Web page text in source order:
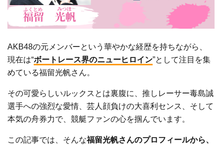
AKB48の元メンバーという華やかな経歴を持ちながら、
現在は“ボートレース界のニューヒロイン”として注目を集
めている福留光帆さん。
その可愛らしいルックスとは裏腹に、推しレーサー毒島誠
選手への強烈な愛情、芸人顔負けの大喜利センス、そして
本気の舟券力で、競艇ファンの心を掴んでいます。
この記事では、そんな福留光帆さんのプロフィールから、